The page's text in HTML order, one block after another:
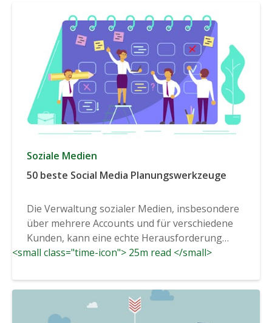
Soziale Medien
50 beste Social Media Planungswerkzeuge
Die Verwaltung sozialer Medien, insbesondere
über mehrere Accounts und für verschiedene
Kunden, kann eine echte Herausforderung
sein...
<small class="time-icon"> 25m read </small>